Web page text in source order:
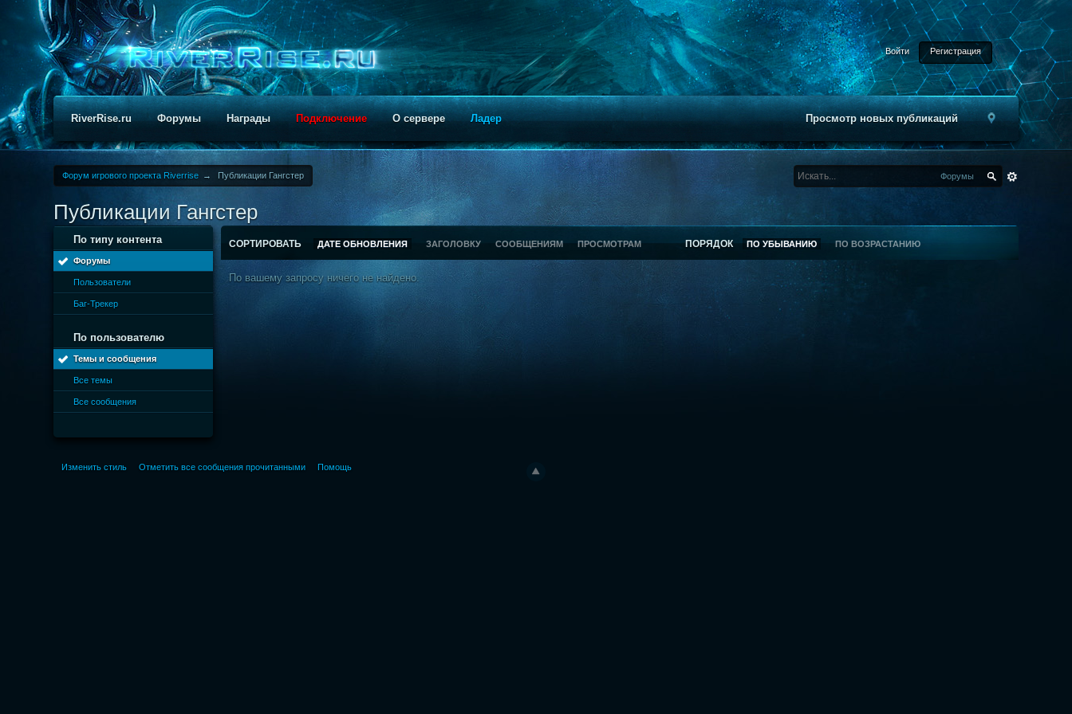
Войти Регистрация
Просмотр новых публикаций
RiverRise.ru Форумы Награды Подключение О сервере Ладер
Форум игрового проекта Riverrise → Публикации Гангстер Форумы
Публикации Гангстер
По типу контента
Форумы
Пользователи
Баг-Трекер
По пользователю
Темы и сообщения
Все темы
Все сообщения
СОРТИРОВАТЬ ДАТЕ ОБНОВЛЕНИЯ ЗАГОЛОВКУ СООБЩЕНИЯМ ПРОСМОТРАМ ПОРЯДОК ПО УБЫВАНИЮ ПО ВОЗРАСТАНИЮ
По вашему запросу ничего не найдено.
Изменить стиль Отметить все сообщения прочитанными Помощь